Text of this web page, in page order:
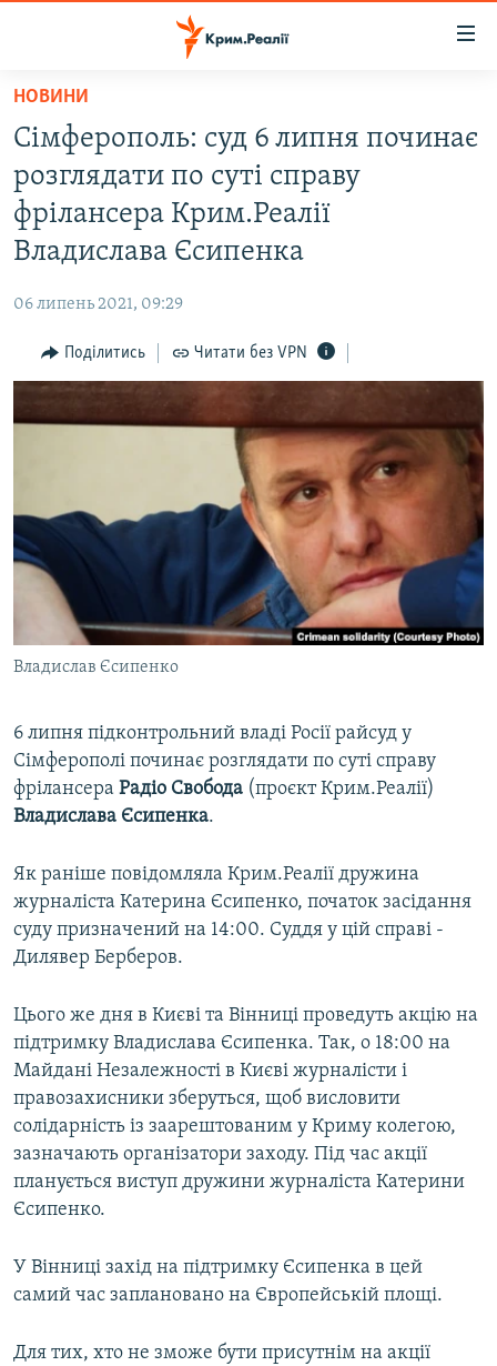
Перейти
основного
матеріалу
Перейти
до
основної
Перейти
пошуку
НОВИНИ
ВОДА.КРИМ
ВІДЕО ТА ФОТО
ПОЛІТИКА
ІНТЕРВ'Ю
ВСЕ ЗА ДЕНЬ
ВІДЕОУРОКИ «ELIFBE»
СВІДЧЕННЯ ОКУПАЦІЇ
УКРАЇНСЬКА ПРОБЛЕМА КРИМУ
ІНФОГРАФІКА
Русский
Qırımtatar
ДОЛУЧАЙСЯ!
Усі сайти RFE/RL
НОВИНИ
Сімферополь: суд 6 липня починає
розглядати по суті справу
фрілансера Крим.Реалії
Владислава Єсипенка
06 липень 2021, 09:29
Поділитись Читати без VPN
Владислав Єсипенко
6 липня підконтрольний владі Росії райсуд у
Сімферополі починає розглядати по суті справу
фрілансера Радіо Свобода (проєкт Крим.Реалії)
Владислава Єсипенка.
Як раніше повідомляла Крим.Реалії дружина
журналіста Катерина Єсипенко, початок засідання
суду призначений на 14:00. Суддя у цій справі -
Дилявер Берберов.
Цього же дня в Києві та Вінниці проведуть акцію на
підтримку Владислава Єсипенка. Так, о 18:00 на
Майдані Незалежності в Києві журналісти і
правозахисники зберуться, щоб висловити
солідарність із заарештованим у Криму колегою,
зазначають організатори заходу. Під час акції
планується виступ дружини журналіста Катерини
Єсипенко.
У Вінниці захід на підтримку Єсипенка в цей
самий час заплановано на Європейській площі.
Для тих, хто не зможе бути присутнім на акції